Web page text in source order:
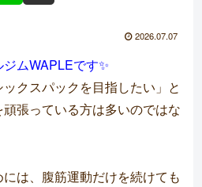
2026.07.07
ムWAPLEです✨
ックスパックを目指したい」と
張っている方は多いのではな
は、腹筋運動だけを続けても